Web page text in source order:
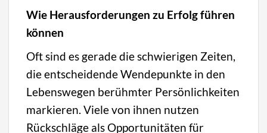
Wie Herausforderungen zu Erfolg führen
können
Oft sind es gerade die schwierigen Zeiten,
die entscheidende Wendepunkte in den
Lebenswegen berühmter Persönlichkeiten
markieren. Viele von ihnen nutzen
Rückschläge als Opportunitäten für